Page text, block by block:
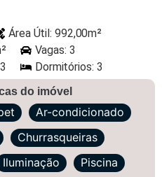
Área Útil: 992,00m²
Vagas: 3
Dormitórios: 3
do imóvel
Ar-condicionado
Churrasqueiras
Iluminação Piscina